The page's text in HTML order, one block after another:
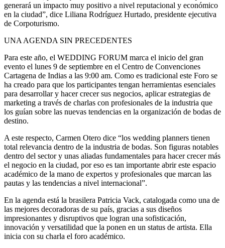
generará un impacto muy positivo a nivel reputacional y económico
en la ciudad”, dice Liliana Rodríguez Hurtado, presidente ejecutiva
de Corpoturismo.
UNA AGENDA SIN PRECEDENTES
Para este año, el WEDDING FORUM marca el inicio del gran
evento el lunes 9 de septiembre en el Centro de Convenciones
Cartagena de Indias a las 9:00 am. Como es tradicional este Foro se
ha creado para que los participantes tengan herramientas esenciales
para desarrollar y hacer crecer sus negocios, aplicar estrategias de
marketing a través de charlas con profesionales de la industria que
los guían sobre las nuevas tendencias en la organización de bodas de
destino.
A este respecto, Carmen Otero dice “los wedding planners tienen
total relevancia dentro de la industria de bodas. Son figuras notables
dentro del sector y unas aliadas fundamentales para hacer crecer más
el negocio en la ciudad, por eso es tan importante abrir este espacio
académico de la mano de expertos y profesionales que marcan las
pautas y las tendencias a nivel internacional”.
En la agenda está la brasilera Patricia Vack, catalogada como una de
las mejores decoradoras de su país, gracias a sus diseños
impresionantes y disruptivos que logran una sofisticación,
innovación y versatilidad que la ponen en un status de artista. Ella
inicia con su charla el foro académico.